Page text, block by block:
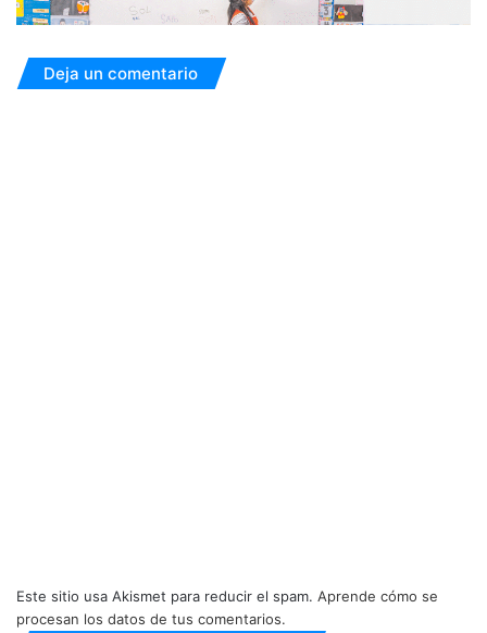
Deja un comentario
Este sitio usa Akismet para reducir el spam. Aprende cómo se
procesan los datos de tus comentarios.